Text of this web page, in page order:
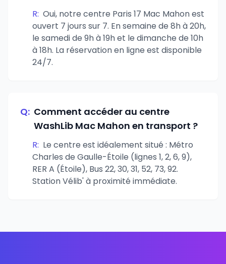
R: Oui, notre centre Paris 17 Mac Mahon est
ouvert 7 jours sur 7. En semaine de 8h à 20h,
le samedi de 9h à 19h et le dimanche de 10h
à 18h. La réservation en ligne est disponible
24/7.
Q: Comment accéder au centre
WashLib Mac Mahon en transport ?
R: Le centre est idéalement situé : Métro
Charles de Gaulle-Étoile (lignes 1, 2, 6, 9),
RER A (Étoile), Bus 22, 30, 31, 52, 73, 92.
Station Vélib' à proximité immédiate.